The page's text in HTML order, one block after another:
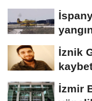
uçak...
İznik
İzmir